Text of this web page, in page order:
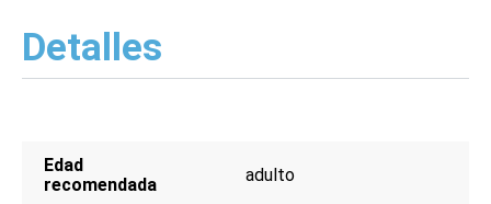
Detalles
Edad
recomendada
adulto